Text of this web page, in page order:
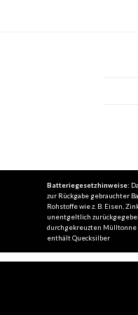
Batteriegesetzhinweise:
zur Rückgabe gebrauchter
Rohstoffe wie z. B. Eisen,
unentgeltlich
durchgekreuzten Mülltonne
enthält Quecksilber